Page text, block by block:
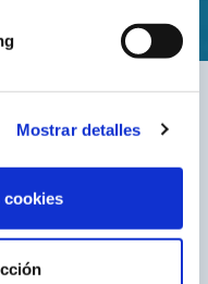
Mostrar detalles
cookies
más cercano